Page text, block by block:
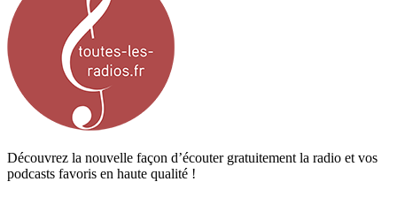
Découvrez la nouvelle façon d’écouter gratuitement la radio et vos
podcasts favoris en haute qualité !